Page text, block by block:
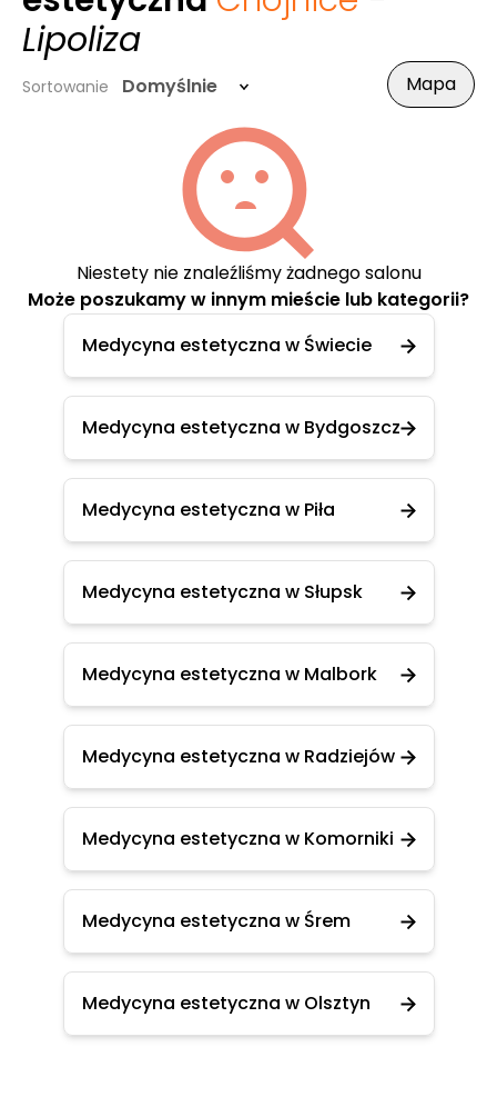
Lipoliza
Sortowanie Domyślnie Mapa
Niestety nie znaleźliśmy żadnego salonu
Może poszukamy w innym mieście lub kategorii?
Medycyna estetyczna w Świecie
Medycyna estetyczna w Bydgoszcz
Medycyna estetyczna w Piła
Medycyna estetyczna w Słupsk
Medycyna estetyczna w Malbork
Medycyna estetyczna w Radziejów
Medycyna estetyczna w Komorniki
Medycyna estetyczna w Śrem
Medycyna estetyczna w Olsztyn